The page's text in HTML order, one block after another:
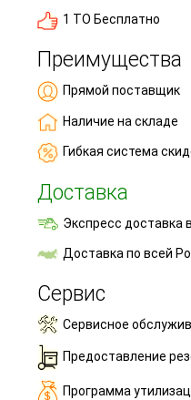
1 ТО Бесплатно
Преимущества
Прямой поставщик
Наличие на складе
Гибкая система
Доставка
Экспресс доставка
Доставка по всей
Сервис
Сервисное
Предоставление
Программа